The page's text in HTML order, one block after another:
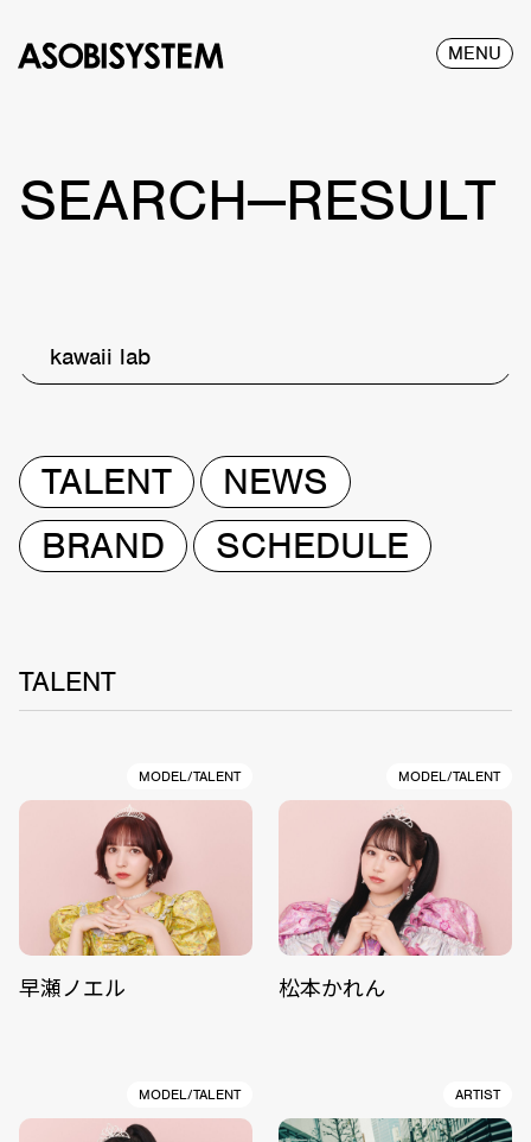
MENU
SEARCH—RESULT
kawaii lab
TALENT
NEWS
BRAND
SCHEDULE
TALENT
MODEL/TALENT
早瀬ノエル
MODEL/TALENT
松本かれん
MODEL/TALENT ARTIST